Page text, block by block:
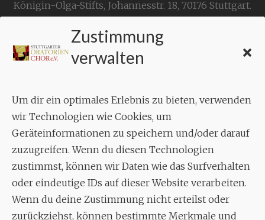
Zustimmung
verwalten
Um dir ein optimales Erlebnis zu bieten, verwenden
wir Technologien wie Cookies, um
Geräteinformationen zu speichern und/oder darauf
zuzugreifen. Wenn du diesen Technologien
zustimmst, können wir Daten wie das Surfverhalten
oder eindeutige IDs auf dieser Website verarbeiten.
Wenn du deine Zustimmung nicht erteilst oder
zurückziehst, können bestimmte Merkmale und
Königin-Olga-Stifts, Johannesstr. 18, 70176 Stuttgart.
KONTAKT
Geschäftsstelle:
Aixheimer Str. 18
70619 Stuttgart
MUSIK
Musikalischer Leiter:
Enrico Trummer
Tel.+49 (0)177 / 34 23 57 1